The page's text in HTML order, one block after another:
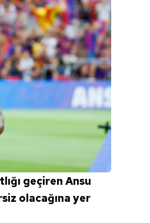
geçiren Ansu
olacağına yer